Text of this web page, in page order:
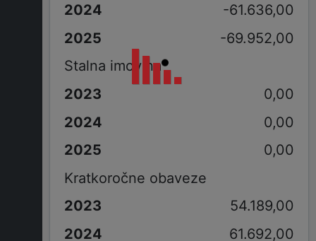
-61.636,00
-69.952,00
Stalna imovina
0,00
0,00
0,00
Kratkoročne obaveze
54.189,00
61.692,00